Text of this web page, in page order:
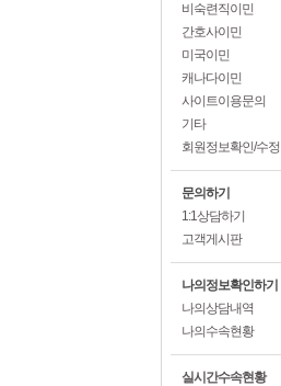
비숙련직이민
간호사이민
미국이민
캐나다이민
사이트이용문의
기타
회원정보확인/수정
문의하기
1:1상담하기
고객게시판
나의정보확인하기
나의상담내역
나의수속현황
실시간수속현황